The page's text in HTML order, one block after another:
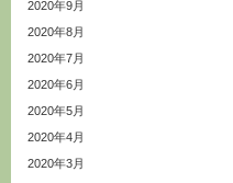
2020年9月
2020年8月
2020年7月
2020年6月
2020年5月
2020年4月
2020年3月